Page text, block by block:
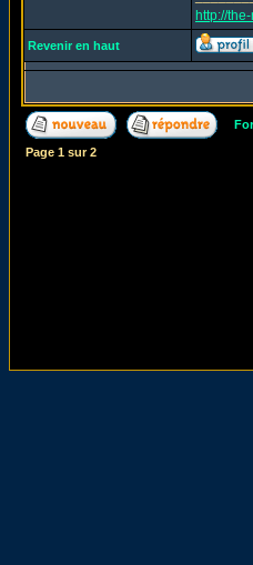
http://
Revenir en haut
Page 1 sur2